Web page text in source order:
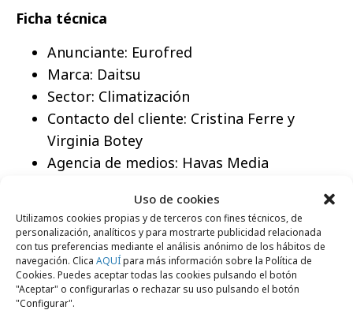
Uso de cookies
Utilizamos cookies propias y de terceros con fines técnicos, de
personalización, analíticos y para mostrarte publicidad relacionada
con tus preferencias mediante el análisis anónimo de los hábitos de
navegación. Clica AQUÍpara más información sobre la Política de
Cookies. Puedes aceptar todas las cookies pulsando el botón
"Aceptar" o configurarlas o rechazar su uso pulsando el botón
"Configurar".
Ficha técnica
Anunciante: Eurofred
Marca: Daitsu
Sector: Climatización
Contacto del cliente: Cristina Ferre y
Virginia Botey
Agencia de medios: Havas Media
Directora de servicios al cliente: Patricia
Alonso
Equipo creativo: Lucas Macadán y Moira
Casela
Título: "Encuentra el Daitsu"